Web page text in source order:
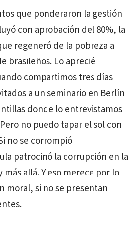
que ponderaron la gestión
con aprobación del 80%, la
regeneró de la pobreza a
brasileños. Lo aprecié
compartimos tres días
a un seminario en Berlín
donde lo entrevistamos
no puedo tapar el sol con
no se corrompió
patrocinó la corrupción en la
allá. Y eso merece por lo
moral, si no se presentan